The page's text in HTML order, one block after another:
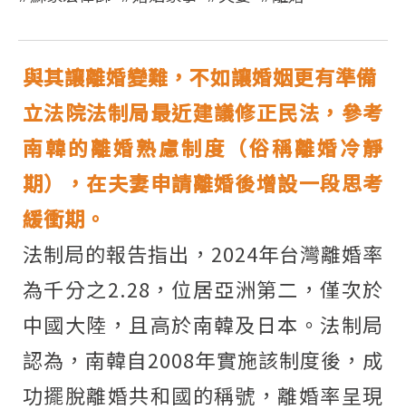
與其讓離婚變難，不如讓婚姻更有準備
立法院法制局最近建議修正民法，參考
南韓的離婚熟慮制度（俗稱離婚冷靜
期），在夫妻申請離婚後增設一段思考
緩衝期。
法制局的報告指出，2024年台灣離婚率
為千分之2.28，位居亞洲第二，僅次於
中國大陸，且高於南韓及日本。法制局
認為，南韓自2008年實施該制度後，成
功擺脫離婚共和國的稱號，離婚率呈現